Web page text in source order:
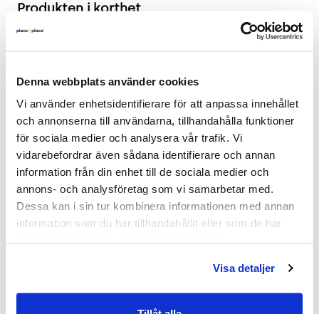
Denna webbplats använder cookies
Vi använder enhetsidentifierare för att anpassa innehållet
och annonserna till användarna, tillhandahålla funktioner
för sociala medier och analysera vår trafik. Vi
vidarebefordrar även sådana identifierare och annan
information från din enhet till de sociala medier och
annons- och analysföretag som vi samarbetar med.
Dessa kan i sin tur kombinera informationen med annan
information som du har tillhandahållit eller som de har
Visa detaljer
Produkten i korthet
Färg och material: Mossgrönt tyg med vita
Mått: Bredd 54 cm, Djup 60 cm, Höjd 85 cm,
2 års garanti
Mer om Lab WW
Begagnad konferensstol från Inno, modell Lab
WW. Stolen erbjuder utmärkt sittkomfort för långa
användning i mötesrum, projektytor och
vilket gör den lätt att förvara mellan